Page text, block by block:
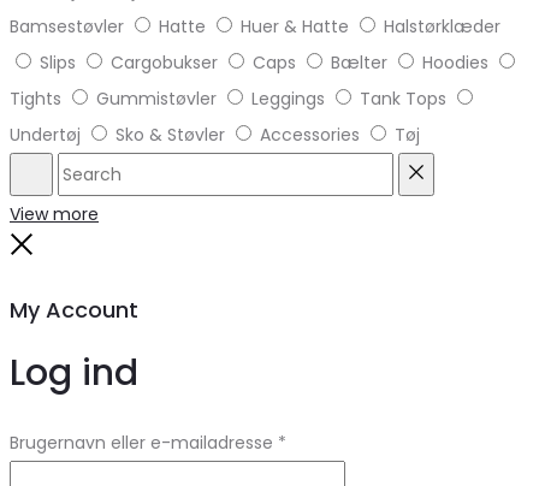
Bamsestøvler
Hatte Huer & Hatte
Halstørklæder
Slips
Cargobukser Caps Bælter
Hoodies
Tights
Gummistøvler Leggings
Tank Tops
Undertøj
Sko & Støvler Accessories Tøj
Search
View more
My Account
Log ind
Brugernavn eller e-mailadresse *